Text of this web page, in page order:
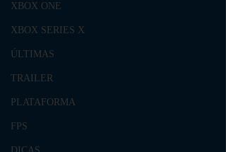
XBOX ONE
XBOX SERIES X
ÚLTIMAS
TRAILER
PLATAFORMA
FPS